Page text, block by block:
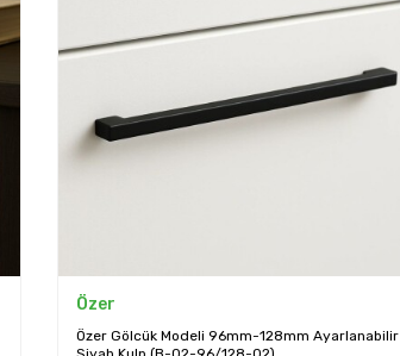
Özer
Özer Gölcük Modeli 96mm-128mm Ayarlanabilir